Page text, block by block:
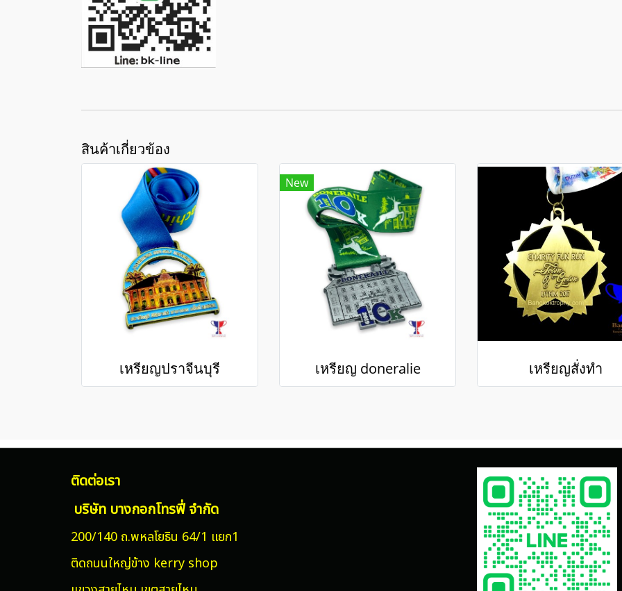
สินค้าเกี่ยวข้อง
เหรียญปราจีนบุรี
New
เหรียญ doneralie เหรียญสั่งทำ
ติดต่อเรา
บริษัท บางกอกโทรฟี่ จำกัด
200/140 ถ.พหลโยธิน 64/1 แยก1
ติดถนนใหญ่ข้าง kerry shop